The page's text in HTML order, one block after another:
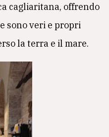
cagliaritana, offrendo
sono veri e propri
la terra e il mare.